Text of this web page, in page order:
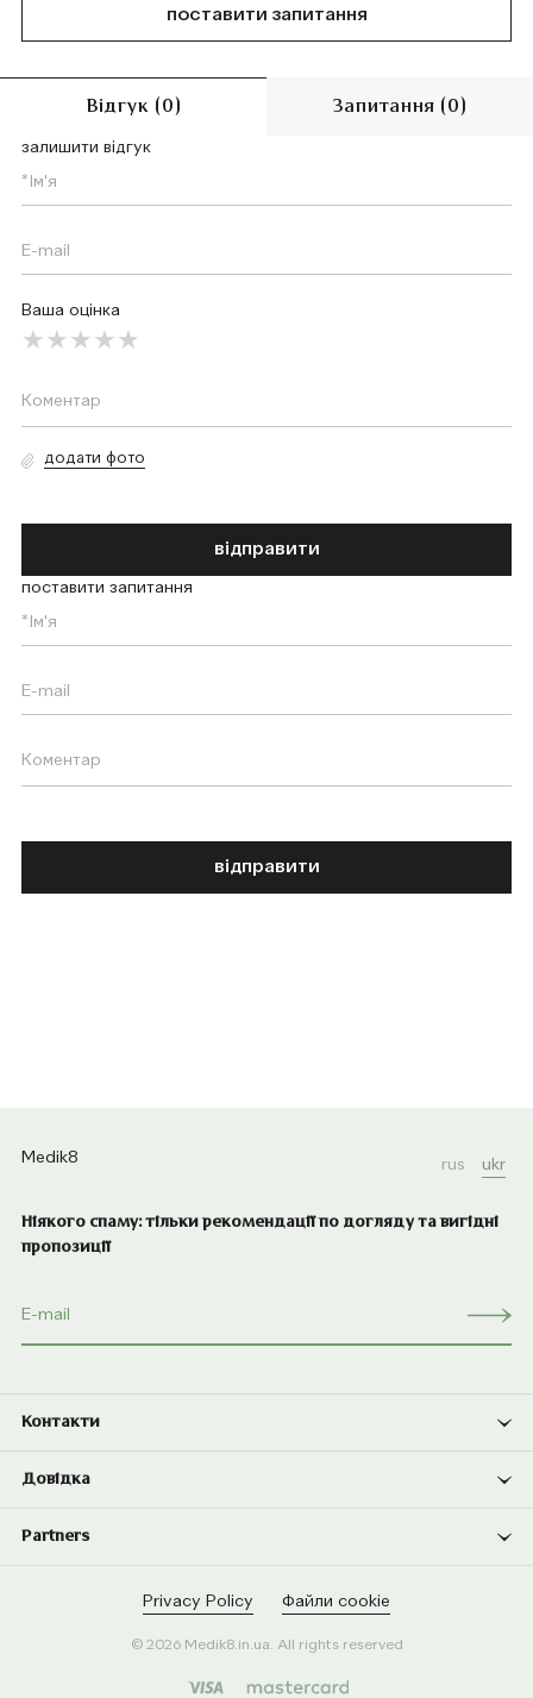
поставити запитання
Відгук (0) Запитання (0)
залишити відгук
Ваша оцінка
додати фото
відправити
поставити запитання
відправити
Medik8 rus ukr
Ніякого спаму: тільки рекомендації по догляду та вигідні
пропозиції
Контакти
Довідка
Partners
Privacy Policy Файли cookie
© 2026 Medik8.in.ua. All rights reserved